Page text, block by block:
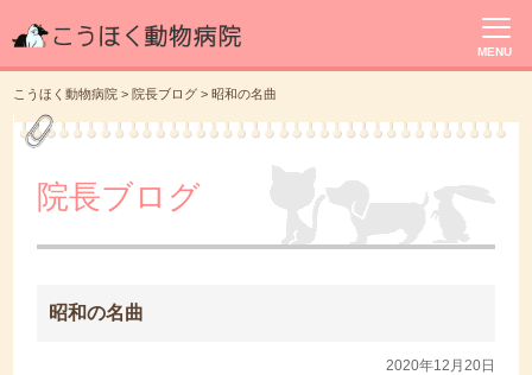
MENU
こうほく動物病院 >院長ブログ >昭和の名曲
院長ブログ
昭和の名曲
2020年12月20日